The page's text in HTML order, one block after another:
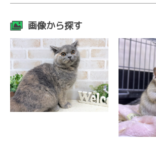
画像から探す